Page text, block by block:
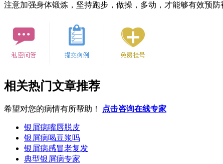
注意加强身体锻炼，坚持跑步，做操，多动，才能够有效预防
相关热门文章推荐
希望对您的病情有所帮助！ 点击咨询在线专家
银屑病嘴唇脱皮
银屑病喝豆浆吗
银屑病感冒老复发
典型银屑病专家